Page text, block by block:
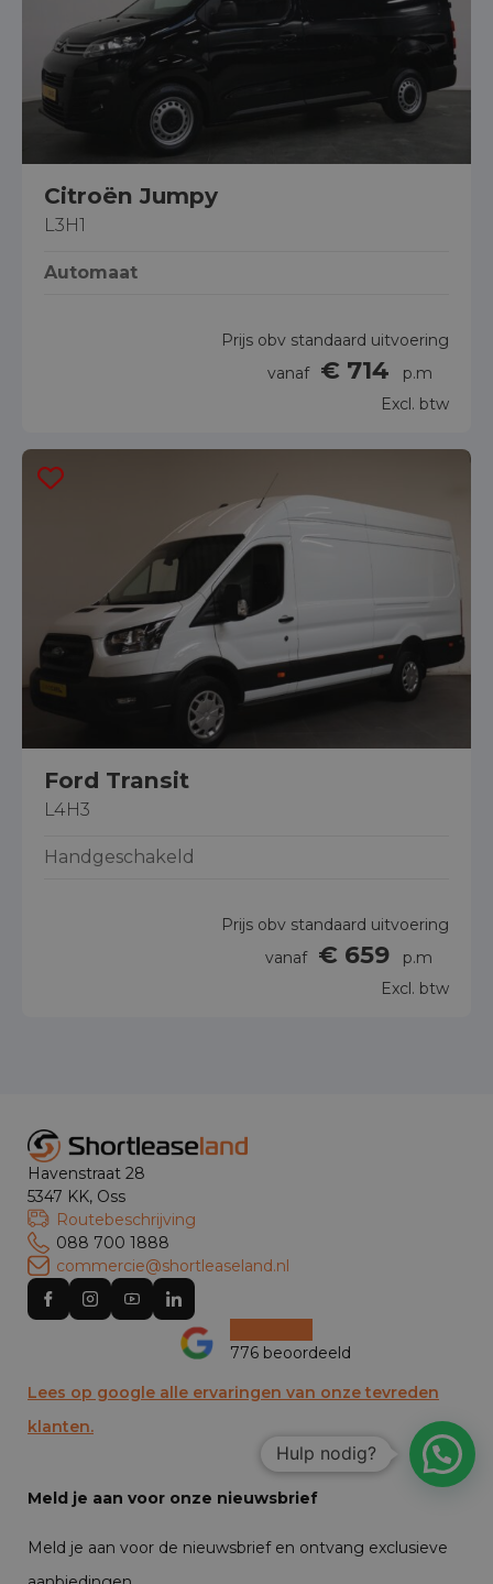
Citroën Jumpy
L3H1
Automaat
Prijs obv standaard uitvoering
vanaf € 714
p.m
Excl. btw
Ford Transit
L4H3
Handgeschakeld
Prijs obv standaard uitvoering
vanaf € 659
p.m
Excl. btw
Havenstraat 28
5347 KK, Oss
Routebeschrijving
088 700 1888
commercie@shortleaseland.nl
776 beoordeeld
Lees op google alle ervaringen van onze tevreden
klanten.
Meld je aan voor onze nieuwsbrief
Meld je aan voor de nieuwsbrief en ontvang exclusieve
Hulp nodig?